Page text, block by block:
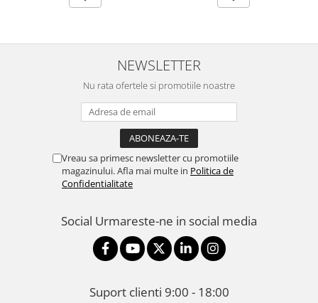
NEWSLETTER
Nu rata ofertele si promotiile noastre
Vreau sa primesc newsletter cu promotiile
magazinului. Afla mai multe in Politica de
Confidentialitate
Social Urmareste-ne in social media
Suport clienti 9:00 - 18:00